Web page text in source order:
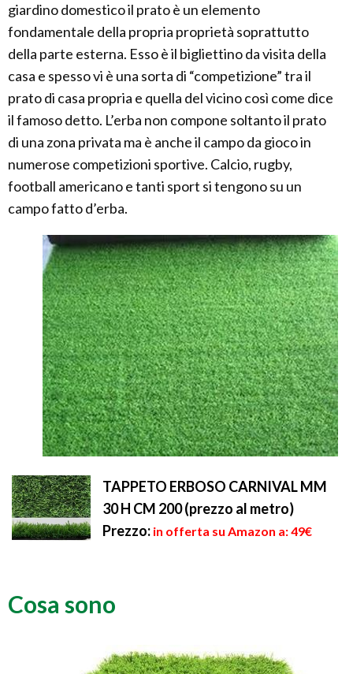
giardino domestico il prato è un elemento
fondamentale della propria proprietà soprattutto
della parte esterna. Esso è il bigliettino da visita della
casa e spesso vi è una sorta di “competizione” tra il
prato di casa propria e quella del vicino così come dice
il famoso detto. L’erba non compone soltanto il prato
di una zona privata ma è anche il campo da gioco in
numerose competizioni sportive. Calcio, rugby,
football americano e tanti sport si tengono su un
campo fatto d’erba.
TAPPETO ERBOSO CARNIVAL MM
30 H CM 200 (prezzo al metro)
Prezzo: in offerta su Amazon a: 49€
Cosa sono